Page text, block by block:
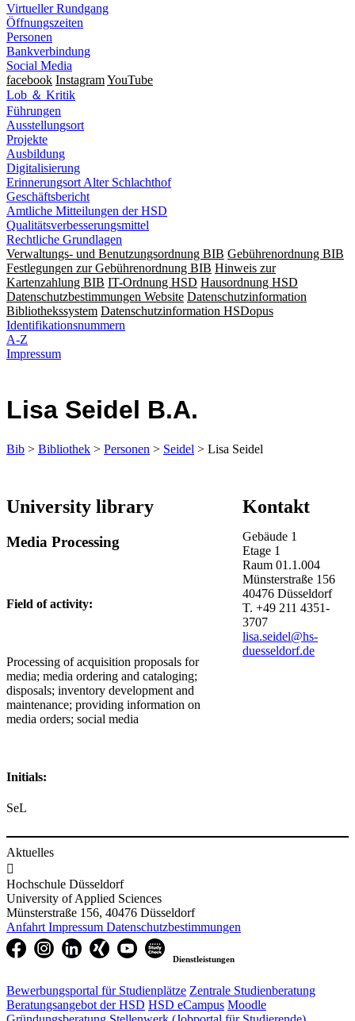
Virtueller Rundgang
Öffnungszeiten
Personen
Bankverbindung
Social Media
facebook InstagramYouTube
Lob ＆ Kritik
Führungen
Ausstellungsort
Projekte
Ausbildung
Digitalisierung
Erinnerungsort Alter Schlachthof
Geschäftsbericht
Amtliche Mitteilungen der HSD
Qualitätsverbesserungsmittel
Rechtliche Grundlagen
Verwaltungs- und Benutzungsordnung BIB Gebührenordnung BIB
Festlegungen zur Gebührenordnung BIB Hinweis zur
Kartenzahlung BIB IT-Ordnung HSD Hausordnung HSD
Datenschutzbestimmungen Website Datenschutzinformation
Bibliothekssystem Datenschutzinformation HSDopus
Identifikationsnummern
A-Z
Impressum
Lisa Seidel B.A.
Bib > Bibliothek > Personen > Seidel > Lisa Seidel
University library
​Media Processing
Field of activity:
Processing of acquisition proposals for
media; media ordering and cataloging;
disposals; inventory development and
maintenance; providing information on
media orders; social media
Initials:
SeL
Kontakt
Gebäude 1
Etage 1
Raum01.1.004
Münsterstraße 156
40476Düsseldorf
T.+49 211 4351-
3707
lisa.seidel@hs-
duesseldorf.de
Aktuelles

Hochschule Düsseldorf
University of Applied Sciences
Münsterstraße 156, 40476 Düsseldorf
Anfahrt Impressum Datenschutzbestimmungen
Dienstleistungen
Bewerbungsportal für Studienplätze Zentrale Studienberatung
Beratungsangebot der HSD HSD eCampus Moodle